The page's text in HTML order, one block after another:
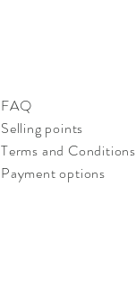
FAQ
Selling points
Terms and Conditions
Payment options